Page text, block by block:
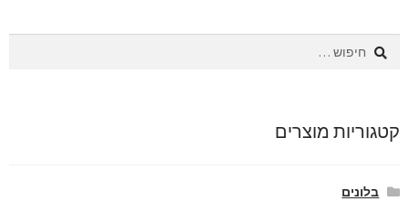
חיפוש:
קטגוריות מוצרים
בלונים